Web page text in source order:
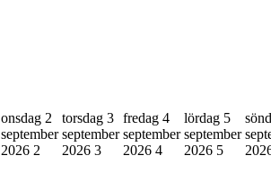
onsdag 2
september
2026 2
torsdag 3
september
2026 3
fredag 4
september
2026 4
lördag 5
september
2026 5